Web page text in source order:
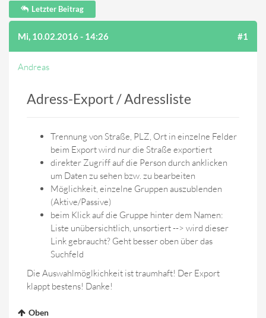
Letzter Beitrag
Mi, 10.02.2016 - 14:26 #1
Andreas
Adress-Export / Adressliste
Trennung von Straße, PLZ, Ort in einzelne Felder
beim Export wird nur die Straße exportiert
direkter Zugriff auf die Person durch anklicken
um Daten zu sehen bzw. zu bearbeiten
Möglichkeit, einzelne Gruppen auszublenden
(Aktive/Passive)
beim Klick auf die Gruppe hinter dem Namen:
Liste unübersichtlich, unsortiert --> wird dieser
Link gebraucht? Geht besser oben über das
Suchfeld
Die Auswahlmöglkichkeit ist traumhaft! Der Export
klappt bestens! Danke!
Oben